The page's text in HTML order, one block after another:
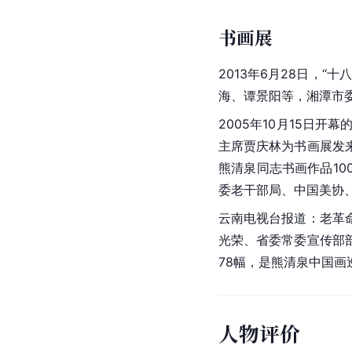
书画展
2013年6月28日，“十
海、谭景阳等，湘潭市
2005年10月15日开幕
主席贾庆林为书画展发
熊清泉同志书画作品
委老干部局、中国美协
云南电视台报道：老革
光荣、省委常委宣传部
78幅，是熊清泉中国画
人物评价